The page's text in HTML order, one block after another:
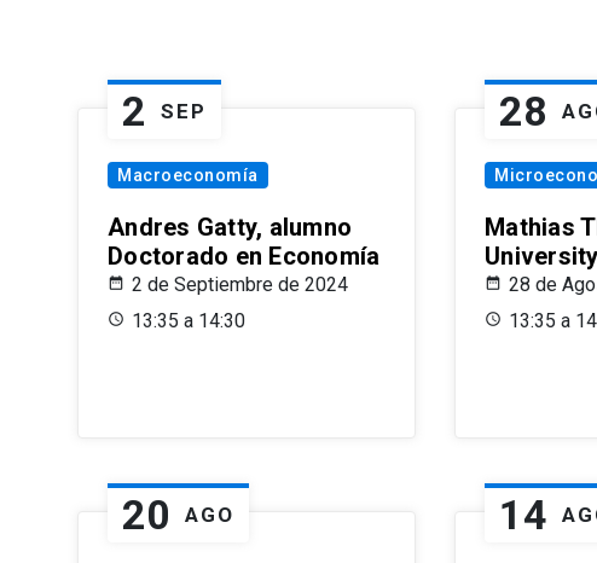
2 SEP
Macroeconomía
Andres Gatty, alumno
Doctorado en Economía
2 de Septiembre de 2024
13:35 a 14:30
28
Mathias
28 de
13:35 a
20 AGO 14